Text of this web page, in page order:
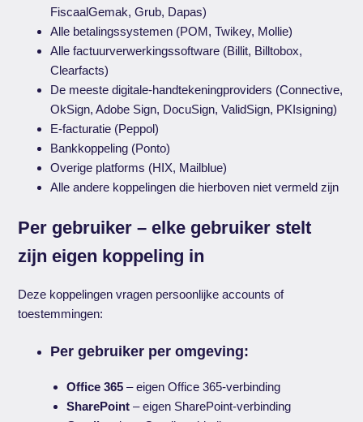
FiscaalGemak, Grub, Dapas)
Alle betalingssystemen (POM, Twikey, Mollie)
Alle factuurverwerkingssoftware (Billit, Billtobox,
Clearfacts)
De meeste digitale-handtekeningproviders (Connective,
OkSign, Adobe Sign, DocuSign, ValidSign, PKIsigning)
E-facturatie (Peppol)
Bankkoppeling (Ponto)
Overige platforms (HIX, Mailblue)
Alle andere koppelingen die hierboven niet vermeld zijn
Per gebruiker – elke gebruiker stelt
zijn eigen koppeling in
Deze koppelingen vragen persoonlijke accounts of
toestemmingen:
Per gebruiker per omgeving:
Office 365 – eigen Office 365-verbinding
SharePoint – eigen SharePoint-verbinding